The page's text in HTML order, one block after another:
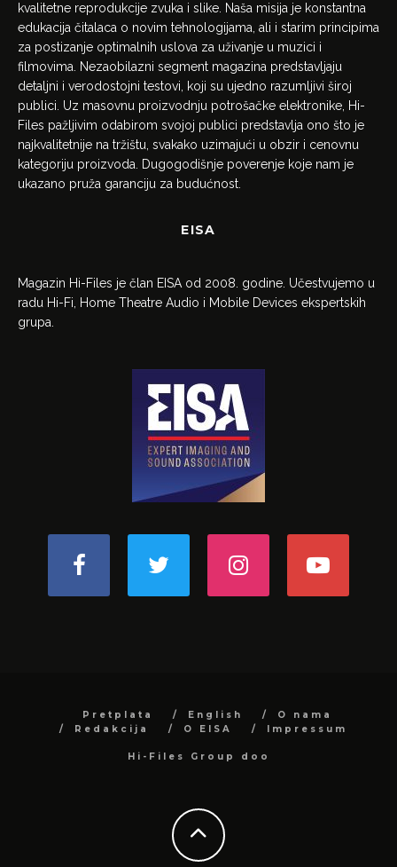
kvalitetne reprodukcije zvuka i slike. Naša misija je konstantna
edukacija čitalaca o novim tehnologijama, ali i starim principima
za postizanje optimalnih uslova za uživanje u muzici i
filmovima. Nezaobilazni segment magazina predstavljaju
detaljni i verodostojni testovi, koji su ujedno razumljivi široj
publici. Uz masovnu proizvodnju potrošačke elektronike, Hi-
Files pažljivim odabirom svojoj publici predstavlja ono što je
najkvalitetnije na tržištu, svakako uzimajući u obzir i cenovnu
kategoriju proizvoda. Dugogodišnje poverenje koje nam je
ukazano pruža garanciju za budućnost.
EISA
Magazin Hi-Files je član EISA od 2008. godine. Učestvujemo u
radu Hi-Fi, Home Theatre Audio i Mobile Devices ekspertskih
grupa.
Pretplata English
O nama
Redakcija
O EISA Impressum
Hi-Files Group doo